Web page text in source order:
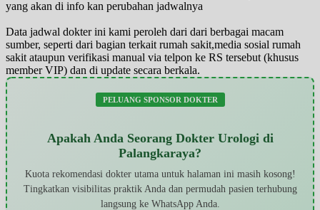
yang akan di info kan perubahan jadwalnya
Data jadwal dokter ini kami peroleh dari dari berbagai macam
sumber, seperti dari bagian terkait rumah sakit,media sosial rumah
sakit ataupun verifikasi manual via telpon ke RS tersebut (khusus
member VIP) dan di update secara berkala.
PELUANG SPONSOR DOKTER
Apakah Anda Seorang Dokter Urologi di
Palangkaraya?
Kuota rekomendasi dokter utama untuk halaman ini masih kosong!
Tingkatkan visibilitas praktik Anda dan permudah pasien terhubung
langsung ke WhatsApp Anda.